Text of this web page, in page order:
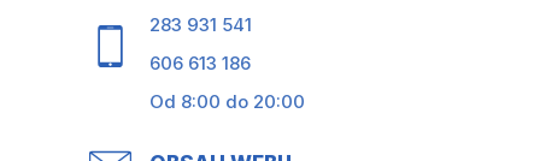
283 931 541
606 613 186
Od 8:00 do 20:00